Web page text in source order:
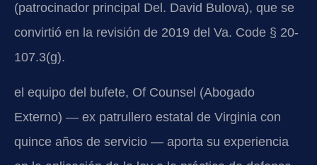
(patrocinador principal Del. David Bulova), que se
convirtió en la revisión de 2019 del Va. Code § 20-
107.3(g).
el equipo del bufete, Of Counsel (Abogado
Externo) — ex patrullero estatal de Virginia con
quince años de servicio — aporta su experiencia